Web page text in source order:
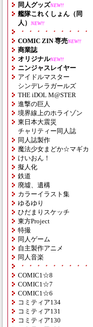
同人グッズNEW!!
艦隊これくしょん（同
人）
NEW!!
・・・・・・・・
COMIC ZIN 専売NEW!!
商業誌
オリジナルNEW!!
ニンジャスレイヤー
アイドルマスター
シンデレラガールズ
THE iDOL M@STER
進撃の巨人
境界線上のホライゾン
東日本大震災
チャリティー同人誌
同人誌製作
魔法少女まどか☆マギカ
けいおん！
擬人化
鉄道
廃墟、遺構
カラーイラスト集
ゆるゆり
ひだまりスケッチ
東方Project
特撮
同人ゲーム
自主製作アニメ
同人音楽
・・・・・・・・
COMIC1☆8
COMIC1☆7
COMIC1☆6
コミティア134
コミティア131
コミティア130